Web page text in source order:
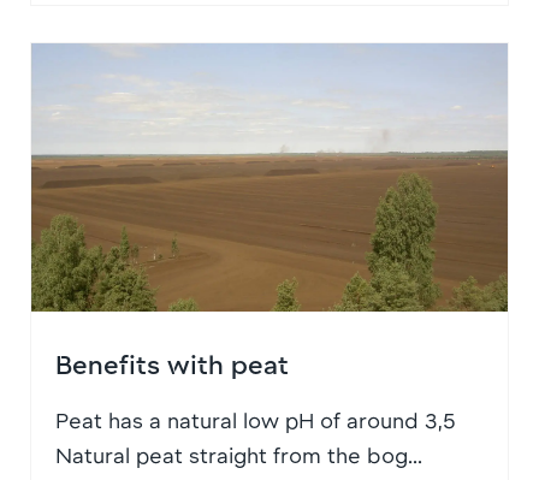
Benefits with peat
Peat has a natural low pH of around 3,5
Natural peat straight from the bog...